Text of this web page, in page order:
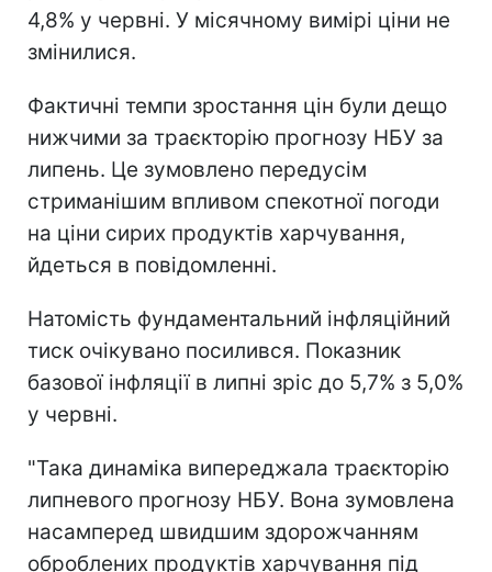
4,8% у червні. У місячному вимірі ціни не
змінилися.
Фактичні темпи зростання цін були дещо
нижчими за траєкторію прогнозу НБУ за
липень. Це зумовлено передусім
стриманішим впливом спекотної погоди
на ціни сирих продуктів харчування,
йдеться в повідомленні.
Натомість фундаментальний інфляційний
тиск очікувано посилився. Показник
базової інфляції в липні зріс до 5,7% з 5,0%
у червні.
"Така динаміка випереджала траєкторію
липневого прогнозу НБУ. Вона зумовлена
насамперед швидшим здорожчанням
оброблених продуктів харчування під